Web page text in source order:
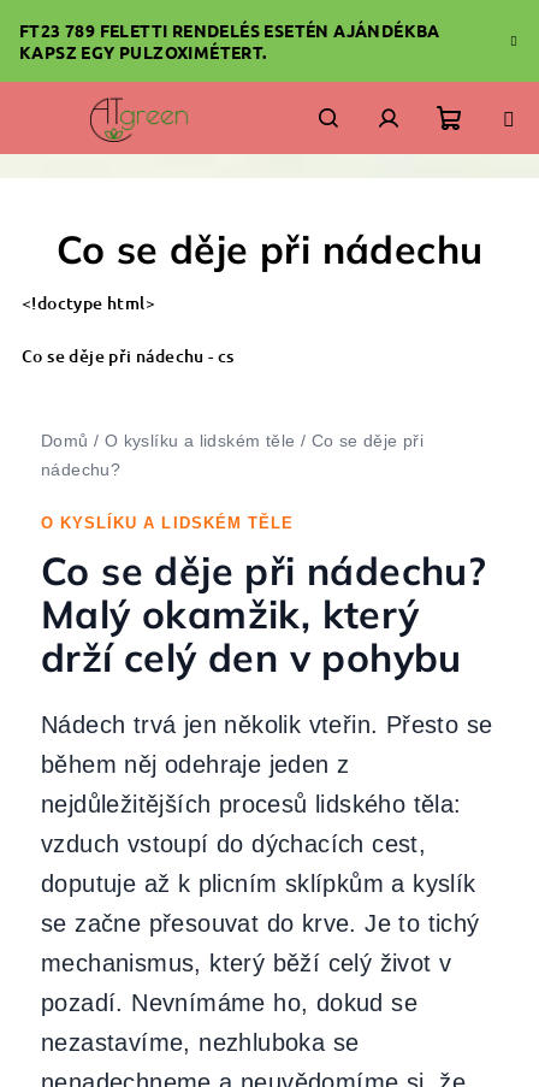
tartalomhoz
FT23 789 FELETTI RENDELÉS ESETÉN AJÁNDÉKBA
KAPSZ EGY PULZOXIMÉTERT.
KeresésBejelentkezés
Kosár
Co se děje při nádechu
<!doctype html>
Co se děje při nádechu - cs
Domů / O kyslíku a lidském těle / Co se děje při
nádechu?
O KYSLÍKU A LIDSKÉM TĚLE
Co se děje při nádechu?
Malý okamžik, který
drží celý den v pohybu
Nádech trvá jen několik vteřin. Přesto se
během něj odehraje jeden z
nejdůležitějších procesů lidského těla:
vzduch vstoupí do dýchacích cest,
doputuje až k plicním sklípkům a kyslík
se začne přesouvat do krve. Je to tichý
mechanismus, který běží celý život v
pozadí. Nevnímáme ho, dokud se
nezastavíme, nezhluboka se